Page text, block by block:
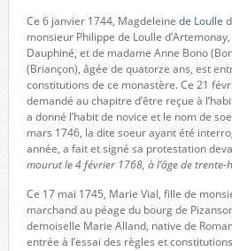
Ce 6 janvier 1744, Magdeleine de Loulle
monsieur Philippe de Loulle
Dauphiné, et de madame Anne Bono
(Briançon), âgée de quatorze ans, est
constitutions de ce monastère. Ce 21
demandé au chapitre d’être reçue à
a donné l’habit de novice et le nom de
mars 1746, la dite soeur ayant été
année, a fait et signé sa protestation
mourut le 4 février 1768, à l’âge de trente-
Ce 17 mai 1745, Marie Vial, fille de
marchand au péage du bourg de
demoiselle Marie Alland, native de
entrée à l’essai des règles et